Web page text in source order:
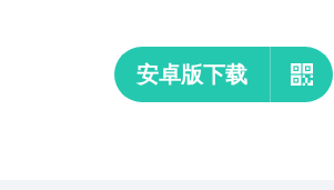
安卓版下载